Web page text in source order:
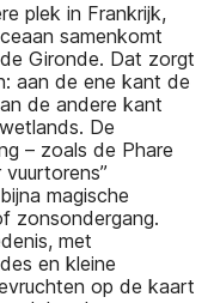
plek in Frankrijk,
samenkomt
Gironde. Dat zorgt
aan de ene kant de
de andere kant
De
– zoals de Phare
magische
zonsondergang.
met
en kleine
op de kaart